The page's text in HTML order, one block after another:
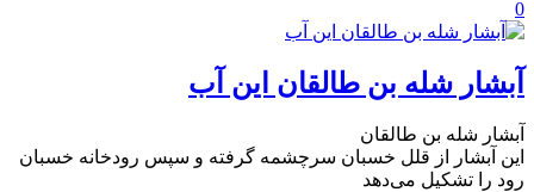
0
آبشار شله بن طالقان این آب
آبشار شله بن طالقان
این آبشار از قلل خسبان سرچشمه گرفته و سپس رودخانه خسبان
رود را تشکیل می‌دهد